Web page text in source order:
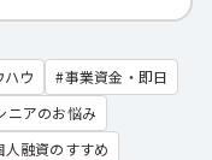
ハウ
事業資金・即日
ニアのお悩み
人融資のすすめ